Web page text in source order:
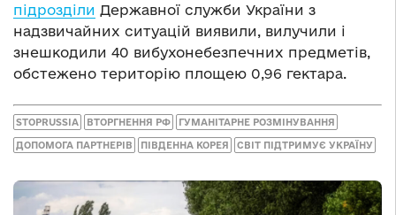
підрозділи Державної служби України з
надзвичайних ситуацій виявили, вилучили і
знешкодили 40 вибухонебезпечних предметів,
обстежено територію площею 0,96 гектара.
STOPRUSSIA ВТОРГНЕННЯ РФ ГУМАНІТАРНЕ РОЗМІНУВАННЯ
ДОПОМОГА ПАРТНЕРІВ ПІВДЕННА КОРЕЯ СВІТ ПІДТРИМУЄ УКРАЇНУ